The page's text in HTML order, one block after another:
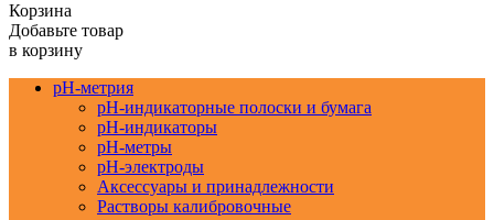
Корзина
Добавьте товар
в корзину
pH-метрия
pH-индикаторные полоски и бумага
pH-индикаторы
pH-метры
pH-электроды
Аксессуары и принадлежности
Растворы калибровочные